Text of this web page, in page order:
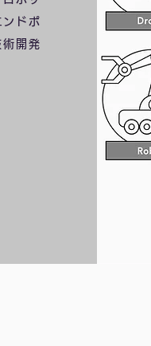
ンドポ
開発